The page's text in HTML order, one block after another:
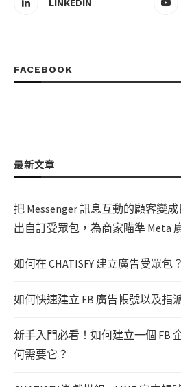
LINKEDIN
FACEBOOK
最新文章
把 Messenger 訊息互動的顧客變成
出自訂受眾包，為商家瞄準 Meta
如何在 CHATISFY 建立廣告受眾包
如何快速建立 FB 廣告帳號以及指
新手入門必看！如何建立一個 FB
何需要它？